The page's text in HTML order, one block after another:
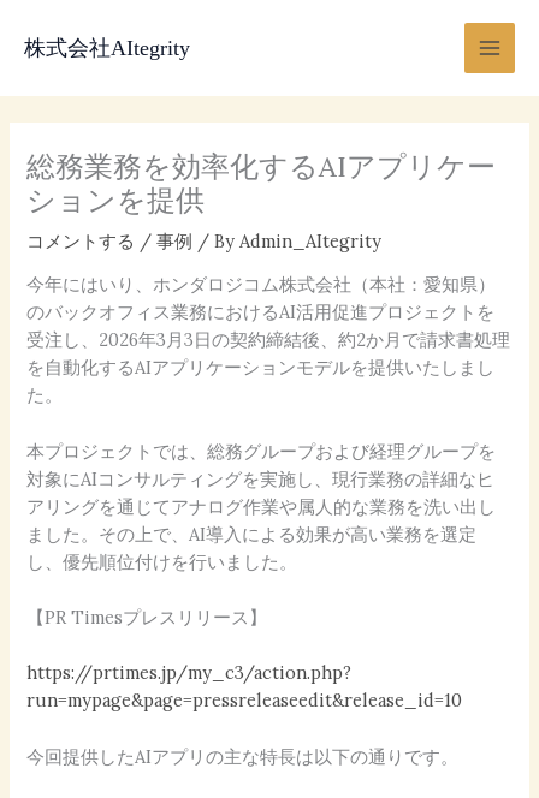
ス
キ
株式会社AItegrity
Main
総務業務を効率化するAIアプリケー
ションを提供
コメントする /事例 / By Admin_AItegrity
今年にはいり、ホンダロジコム株式会社（本社：愛知県）
のバックオフィス業務におけるAI活用促進プロジェクトを
受注し、2026年3月3日の契約締結後、約2か月で請求書処理
を自動化するAIアプリケーションモデルを提供いたしまし
た。
本プロジェクトでは、総務グループおよび経理グループを
対象にAIコンサルティングを実施し、現行業務の詳細なヒ
アリングを通じてアナログ作業や属人的な業務を洗い出し
ました。その上で、AI導入による効果が高い業務を選定
し、優先順位付けを行いました。
【PR Timesプレスリリース】
https://prtimes.jp/my_c3/action.php?
run=mypage&page=pressreleaseedit&release_id=10
今回提供したAIアプリの主な特長は以下の通りです。